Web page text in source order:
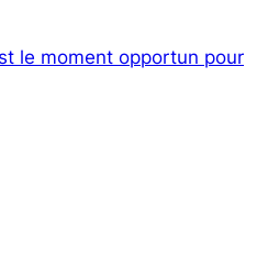
le moment opportun pour